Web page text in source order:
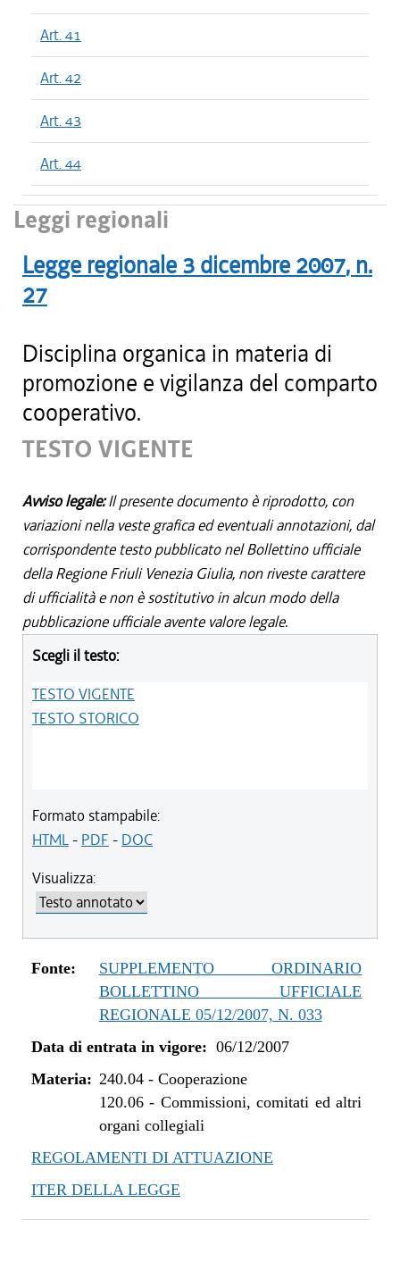
Art. 41
Art. 42
Art. 43
Art. 44
Leggi regionali
Legge regionale 3 dicembre 2007, n.
27
Disciplina organica in materia di
promozione e vigilanza del comparto
cooperativo.
TESTO VIGENTE
Avviso legale:Il presente documento è riprodotto, con
variazioni nella veste grafica ed eventuali annotazioni, dal
corrispondente testo pubblicato nel Bollettino ufficiale
della Regione Friuli Venezia Giulia, non riveste carattere
di ufficialità e non è sostitutivo in alcun modo della
pubblicazione ufficiale avente valore legale.
Scegli il testo:
TESTO VIGENTE
TESTO STORICO
Formato stampabile:
HTML- PDF - DOC
Visualizza:
Fonte:
SUPPLEMENTO ORDINARIO
BOLLETTINO UFFICIALE
REGIONALE 05/12/2007, N. 033
Data di entrata in vigore: 06/12/2007
Materia: 240.04- Cooperazione
120.06- Commissioni, comitati ed altri
organi collegiali
REGOLAMENTI DI ATTUAZIONE
ITER DELLA LEGGE